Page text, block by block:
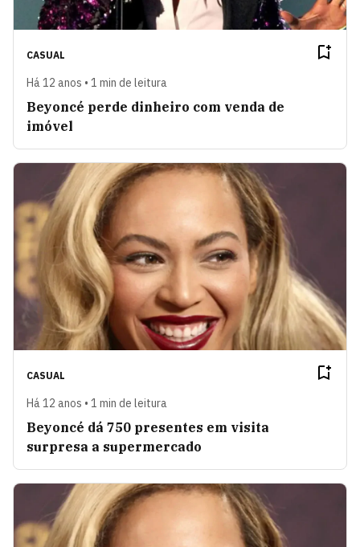
CASUAL
Há 12 anos • 1 min de leitura
Beyoncé perde dinheiro com venda de
imóvel
CASUAL
Há 12 anos • 1 min de leitura
Beyoncé dá 750 presentes em visita
surpresa a supermercado